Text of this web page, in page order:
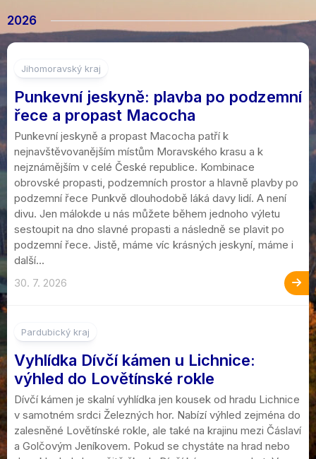
2026
Jihomoravský kraj
Punkevní jeskyně: plavba po podzemní
řece a propast Macocha
Punkevní jeskyně a propast Macocha patří k
nejnavštěvovanějším místům Moravského krasu a k
nejznámějším v celé České republice. Kombinace
obrovské propasti, podzemních prostor a hlavně plavby po
podzemní řece Punkvě dlouhodobě láká davy lidí. A není
divu. Jen málokde u nás můžete během jednoho výletu
sestoupit na dno slavné propasti a následně se plavit po
podzemní řece. Jistě, máme víc krásných jeskyní, máme i
další...
30. 7. 2026
Pardubický kraj
Vyhlídka Dívčí kámen u Lichnice:
výhled do Lovětínské rokle
Dívčí kámen je skalní vyhlídka jen kousek od hradu Lichnice
v samotném srdci Železných hor. Nabízí výhled zejména do
zalesněné Lovětínské rokle, ale také na krajinu mezi Čáslaví
a Golčovým Jeníkovem. Pokud se chystáte na hrad nebo